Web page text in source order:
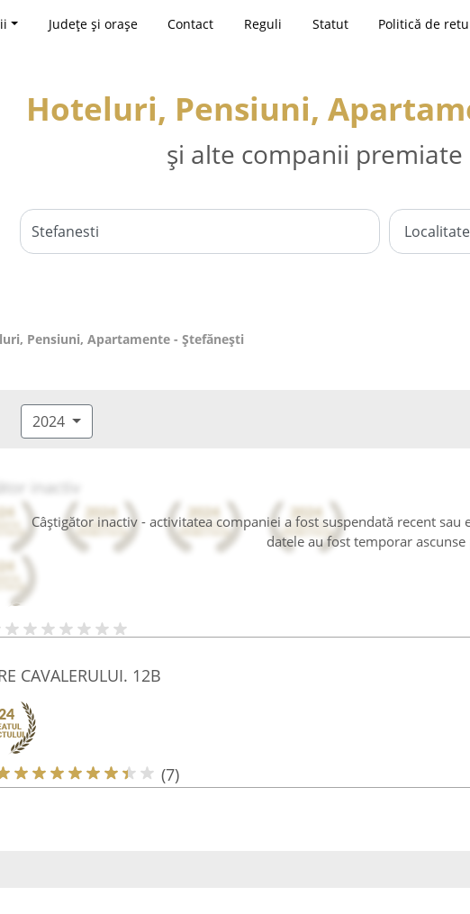
Județe și orașe Contact Reguli Statut Politică de
Hoteluri, Pensiuni,
și alte companii premiate
Pensiuni, Apartamente - Ştefăneşti
2024
Câștigător inactiv - activitatea companiei a fost suspendată recent
datele au fost temporar
inactiv
CAVALERULUI. 12B
(7)